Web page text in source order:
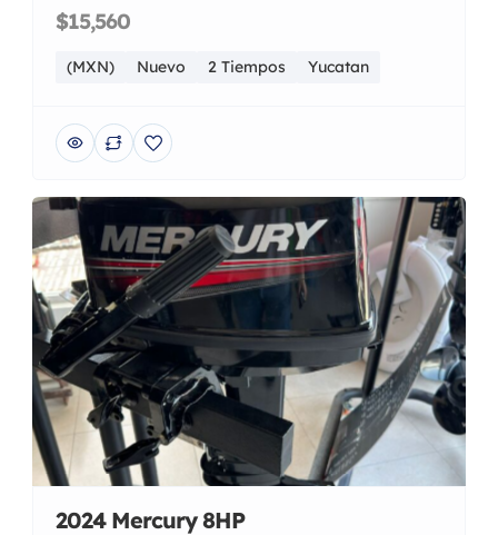
$15,560
(MXN) Nuevo 2 Tiempos Yucatan
2024 Mercury 8HP